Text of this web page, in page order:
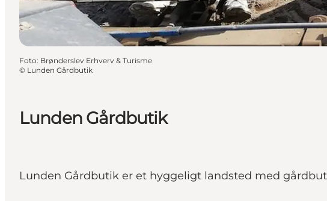
Lunden Gårdbutik
Lunden Gårdbutik er et hyggeligt landsted med
Foto: Brønderslev Erhverv & Turisme
© Lunden Gårdbutik